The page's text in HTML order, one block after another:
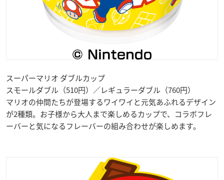
スーパーマリオ ダブルカップ
スモールダブル（510円）／レギュラーダブル（760円）
マリオの仲間たちが登場するワイワイと元気あふれるデザイン
が2種類。お子様から大人まで楽しめるカップで、コラボフレ
ーバーと気になるフレーバーの組み合わせが楽しめます。